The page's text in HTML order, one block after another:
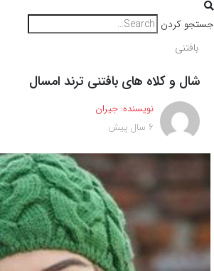
جستجو کردن
بافتنی
شال و کلاه های بافتنی ترند امسال
نویسنده: جیران
6 سال پیش